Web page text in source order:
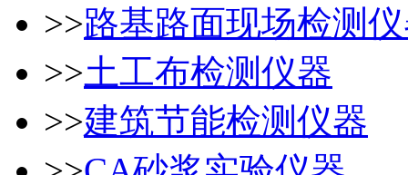
>>路基路面现场检测
>>土工布检测仪器
>>建筑节能检测仪器